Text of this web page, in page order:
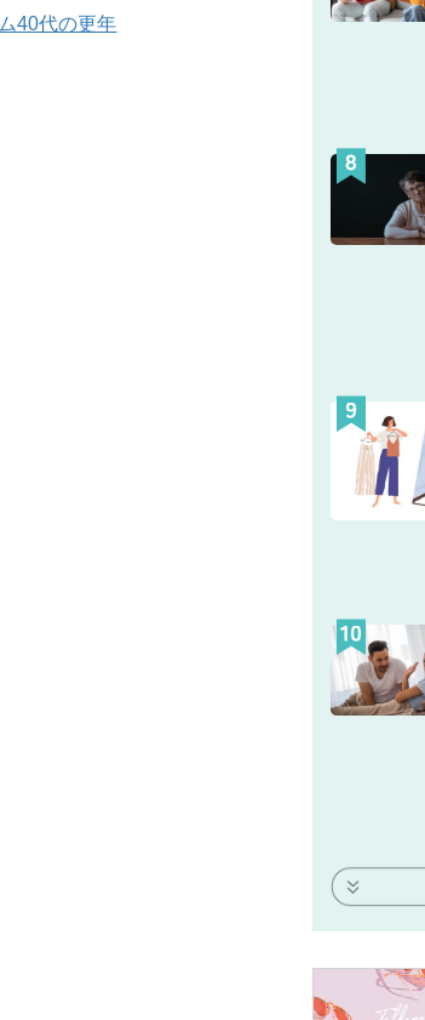
40代の更年